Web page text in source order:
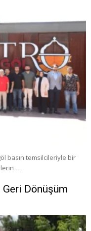
basın temsilcileriyle bir
…
Dönüşüm